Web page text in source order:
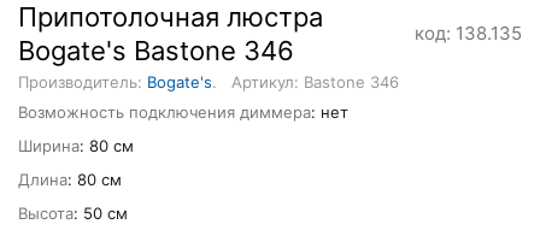
Припотолочная люстра
Bogate's Bastone 346
код: 138.135
Производитель: Bogate's.
Артикул: Bastone 346
Возможность подключения диммера: нет
Ширина: 80 см
Длина: 80 см
Высота: 50 см